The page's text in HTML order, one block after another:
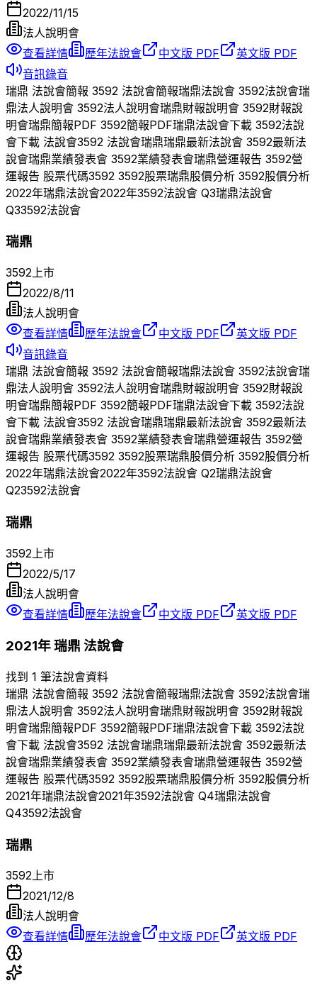
2022/11/15
法人說明會
查看詳情
歷年法說會 中文版 PDF
英文版 PDF
音訊錄音
瑞鼎 法說會簡報 3592 法說會簡報瑞鼎法說會 3592法說會瑞
鼎法人說明會 3592法人說明會瑞鼎財報說明會 3592財報說
明會瑞鼎簡報PDF 3592簡報PDF瑞鼎法說會下載 3592法說
會下載 法說會3592 法說會瑞鼎瑞鼎最新法說會 3592最新法
說會瑞鼎業績發表會 3592業績發表會瑞鼎營運報告 3592營
運報告 股票代碼3592 3592股票瑞鼎股價分析 3592股價分析
2022年瑞鼎法說會2022年3592法說會 Q3瑞鼎法說會
Q33592法說會
瑞鼎
3592上市
2022/8/11
法人說明會
查看詳情
歷年法說會 中文版 PDF
英文版 PDF
音訊錄音
瑞鼎 法說會簡報 3592 法說會簡報瑞鼎法說會 3592法說會瑞
鼎法人說明會 3592法人說明會瑞鼎財報說明會 3592財報說
明會瑞鼎簡報PDF 3592簡報PDF瑞鼎法說會下載 3592法說
會下載 法說會3592 法說會瑞鼎瑞鼎最新法說會 3592最新法
說會瑞鼎業績發表會 3592業績發表會瑞鼎營運報告 3592營
運報告 股票代碼3592 3592股票瑞鼎股價分析 3592股價分析
2022年瑞鼎法說會2022年3592法說會 Q2瑞鼎法說會
Q23592法說會
瑞鼎
3592 上市
2022/5/17
法人說明會
查看詳情
歷年法說會 中文版 PDF 英文版 PDF
2021年瑞鼎 法說會
找到 1 筆法說會資料
瑞鼎 法說會簡報 3592 法說會簡報瑞鼎法說會 3592法說會瑞
鼎法人說明會 3592法人說明會瑞鼎財報說明會 3592財報說
明會瑞鼎簡報PDF 3592簡報PDF瑞鼎法說會下載 3592法說
會下載 法說會3592 法說會瑞鼎瑞鼎最新法說會 3592最新法
說會瑞鼎業績發表會 3592業績發表會瑞鼎營運報告 3592營
運報告 股票代碼3592 3592股票瑞鼎股價分析 3592股價分析
2021年瑞鼎法說會2021年3592法說會 Q4瑞鼎法說會
Q43592法說會
瑞鼎
3592上市
2021/12/8
法人說明會
查看詳情
歷年法說會 中文版 PDF 英文版 PDF